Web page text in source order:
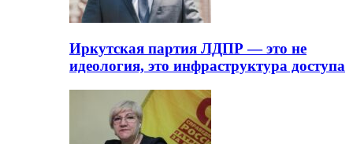
Иркутская партия ЛДПР — это не
идеология, это инфраструктура доступа